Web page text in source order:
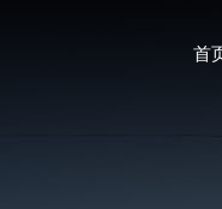
首